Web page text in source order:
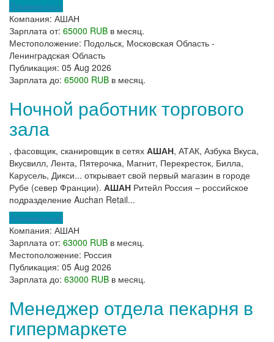
Откликнуться
Компания: АШАН
Зарплата от: 65000 RUB в месяц.
Местоположение: Подольск, Московская Область -
Ленинградская Область
Публикация: 05 Aug 2026
Зарплата до: 65000 RUB в месяц.
Ночной работник торгового
зала
, фасовщик, сканировщик в сетях АШАН, АТАК, Азбука Вкуса,
Вкусвилл, Лента, Пятерочка, Магнит, Перекресток, Билла,
Карусель, Дикси... открывает свой первый магазин в городе
Рубе (север Франции). АШАН Ритейл Россия – российское
подразделение Auchan Retail...
Откликнуться
Компания: АШАН
Зарплата от: 63000 RUB в месяц.
Местоположение: Россия
Публикация: 05 Aug 2026
Зарплата до: 63000 RUB в месяц.
Менеджер отдела пекарня в
гипермаркете